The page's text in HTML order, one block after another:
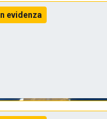
In evidenza